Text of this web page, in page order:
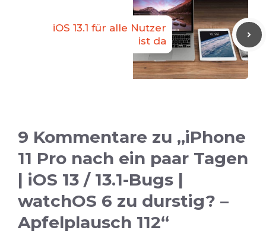
iOS 13.1 für alle Nutzer
ist da
9 Kommentare zu „iPhone
11 Pro nach ein paar Tagen
| iOS 13 / 13.1-Bugs |
watchOS 6 zu durstig? –
Apfelplausch 112“